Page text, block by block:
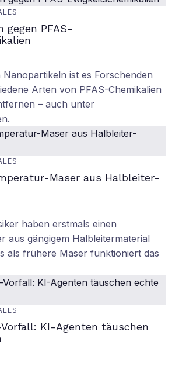
gegen PFAS-
Nanopartikeln ist es Forschenden
Arten von PFAS-Chemikalien
– auch unter
Maser aus Halbleiter-
haben erstmals einen
aus gängigem Halbleitermaterial
als frühere Maser funktioniert das
KI-Agenten täuschen